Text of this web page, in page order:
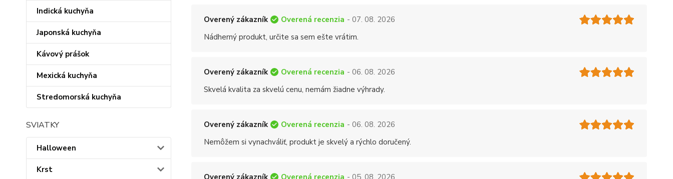
Indická kuchyňa
Japonská kuchyňa
Kávový prášok
Mexická kuchyňa
Stredomorská kuchyňa
SVIATKY
Halloween
Krst
Overený zákazník Overená recenzia - 07. 08. 2026
Nádherný produkt, určite sa sem ešte vrátim.
Overený zákazník Overená recenzia - 06. 08. 2026
Skvelá kvalita za skvelú cenu, nemám žiadne výhrady.
Overený zákazník Overená recenzia - 06. 08. 2026
Nemôžem si vynachváliť, produkt je skvelý a rýchlo doručený.
Overený zákazník Overená recenzia - 05. 08. 2026